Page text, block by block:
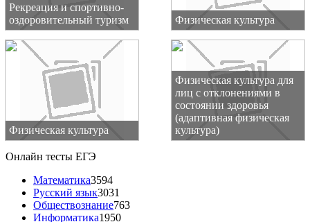
Рекреация и спортивно-
оздоровительный туризм
Физическая культура
Физическая культура
Физическая культура для
лиц с отклонениями в
состоянии здоровья
(адаптивная физическая
культура)
Онлайн тесты ЕГЭ
Математика3594
Русский язык3031
Обществознание763
Информатика1950